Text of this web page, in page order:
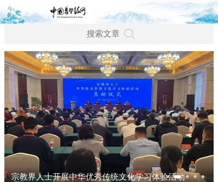
宗教界人士开展中华优秀传统文化学习体验活动